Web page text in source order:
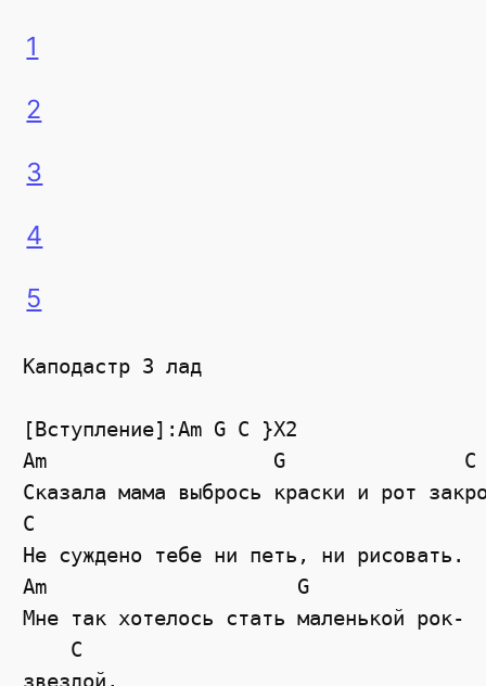
1
2
3
4
5
Каподастр 3 лад
[Вступление]:Am G C }X2
Am                   G               C
Сказала мама выбрось краски и рот
C
Не суждено тебе ни петь, ни рисовать.
Am                     G
Мне так хотелось стать маленькой рок-
    C
звездой,